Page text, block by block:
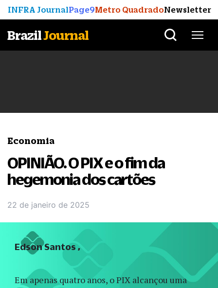
INFRA JournalPage9Metro QuadradoNewsletter
BrazilJournal
Economia
OPINIÃO. O PIX e o fim da
hegemonia dos cartões
22 de janeiro de 2025
Em apenas quatro anos, o PIX alcançou uma
Edson Santos